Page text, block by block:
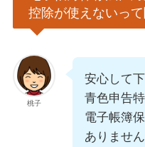
控除が使えないっ
桃子
安心して下
青色申告
電子帳簿
ありません